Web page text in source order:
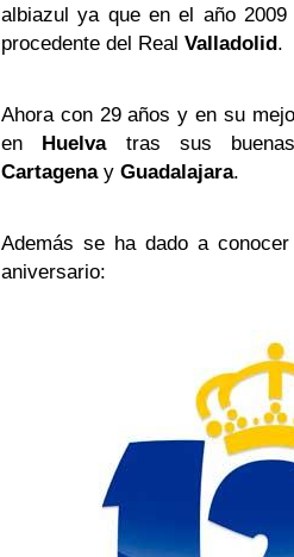
albiazul ya que en el año
procedente del Real Valladolid.
Ahora con 29 años y en su
en Huelvatras sus buenas
Cartagenay Guadalajara.
Además se ha dado a
aniversario: